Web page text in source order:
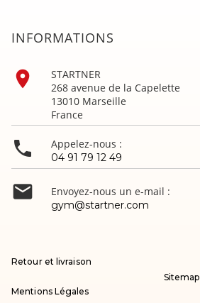
INFORMATIONS

STARTNER
268 avenue de la Capelette
13010 Marseille
France
 Appelez-nous :
04 91 79 12 49
 Envoyez-nous un e-mail :
gym@startner.com
Retour et livraison
Mentions Légales
Sitemap